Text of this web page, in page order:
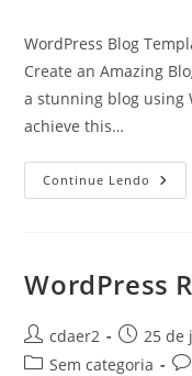
post:
WordPress Blog
Create an Amazing
a stunning blog using
achieve this…
Continue Lendo
Blog
WordPress
Autor
do
cdaer2
Post
publicado:
25 de
Categoria
Sem categoria